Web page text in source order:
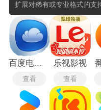
扩展对稀有或专业格式的支
源多样的文件。播放控制面
量调节与倍速调整等基础操
节标记辅助定位，便于快速
数播放器支持DLNA、SMB
的NAS或共享文件夹，部分
的解析或投屏功能，将本地
百度电视云
查看
乐视影视
查看